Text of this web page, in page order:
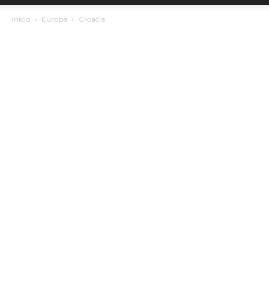
Início Europa Croácia